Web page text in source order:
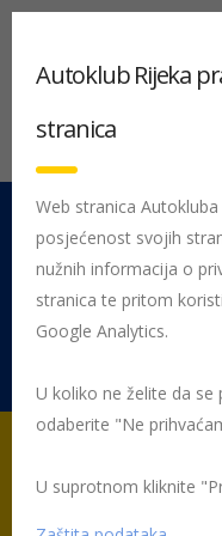
051 212 442
Pon - Pet 08:00 -
Rujevica 9/1, 51000
Početna
Autoklub Rijeka
stranica
Web stranica
posjećenost svojih
nužnih informacija o
stranica te pritom
Google Analytics.
U koliko ne želite da se
odaberite "Ne
U suprotnom kliknite